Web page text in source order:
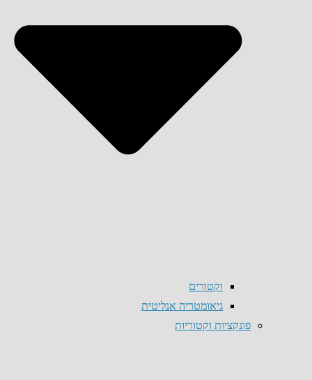
וקטורים
גיאומטריה אנליטית
פונקציות וקטוריות